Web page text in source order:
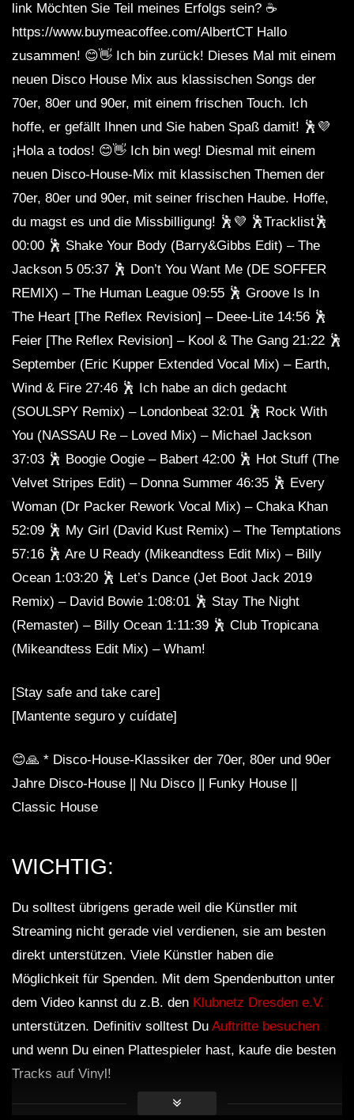
link Möchten Sie Teil meines Erfolgs sein? ☕
https://www.buymeacoffee.com/AlbertCT Hallo
zusammen! 😊👋 Ich bin zurück! Dieses Mal mit einem
neuen Disco House Mix aus klassischen Songs der
70er, 80er und 90er, mit einem frischen Touch. Ich
hoffe, er gefällt Ihnen und Sie haben Spaß damit! 🕺💜
¡Hola a todos! 😊👋 Ich bin weg! Diesmal mit einem
neuen Disco-House-Mix mit klassischen Themen der
70er, 80er und 90er, mit seiner frischen Haube. Hoffe,
du magst es und die Missbilligung! 🕺💜 🕺Tracklist🕺
00:00 🕺 Shake Your Body (Barry&Gibbs Edit) – The
Jackson 5 05:37 🕺 Don’t You Want Me (DE SOFFER
REMIX) – The Human League 09:55 🕺 Groove Is In
The Heart [The Reflex Revision] – Deee-Lite 14:56 🕺
Feier [The Reflex Revision] – Kool & The Gang 21:22 🕺
September (Eric Kupper Extended Vocal Mix) – Earth,
Wind & Fire 27:46 🕺 Ich habe an dich gedacht
(SOULSPY Remix) – Londonbeat 32:01 🕺 Rock With
You (NASSAU Re – Loved Mix) – Michael Jackson
37:03 🕺 Boogie Oogie – Babert 42:00 🕺 Hot Stuff (The
Velvet Stripes Edit) – Donna Summer 46:35 🕺 Every
Woman (Dr Packer Rework Vocal Mix) – Chaka Khan
52:09 🕺 My Girl (David Kust Remix) – The Temptations
57:16 🕺 Are U Ready (Mikeandtess Edit Mix) – Billy
Ocean 1:03:20 🕺 Let’s Dance (Jet Boot Jack 2019
Remix) – David Bowie 1:08:01 🕺 Stay The Night
(Remaster) – Billy Ocean 1:11:39 🕺 Club Tropicana
(Mikeandtess Edit Mix) – Wham!
[Stay safe and take care]
[Mantente seguro y cuídate]
😊🙏 * Disco-House-Klassiker der 70er, 80er und 90er
Jahre Disco-House || Nu Disco || Funky House ||
Classic House
WICHTIG:
Du solltest übrigens gerade weil die Künstler mit
Streaming nicht gerade viel verdienen, sie am besten
direkt unterstützen. Viele Künstler haben die
Möglichkeit für Spenden. Mit dem Spendenbutton unter
dem Video kannst du z.B. den Klubnetz Dresden e.V.
unterstützen. Definitiv solltest Du Auftritte besuchen
und wenn Du einen Plattespieler hast, kaufe die besten
Tracks auf Vinyl!